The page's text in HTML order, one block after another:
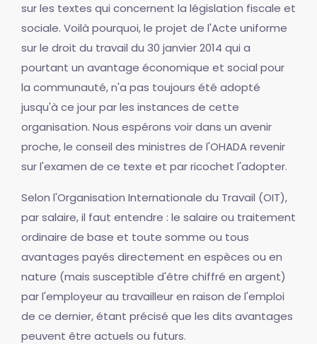
sur les textes qui concernent la législation fiscale et
sociale. Voilà pourquoi, le projet de l'Acte uniforme
sur le droit du travail du 30 janvier 2014 qui a
pourtant un avantage économique et social pour
la communauté, n'a pas toujours été adopté
jusqu'à ce jour par les instances de cette
organisation. Nous espérons voir dans un avenir
proche, le conseil des ministres de l'OHADA revenir
sur l'examen de ce texte et par ricochet l'adopter.
Selon l'Organisation Internationale du Travail (OIT),
par salaire, il faut entendre : le salaire ou traitement
ordinaire de base et toute somme ou tous
avantages payés directement en espèces ou en
nature (mais susceptible d'être chiffré en argent)
par l'employeur au travailleur en raison de l'emploi
de ce dernier, étant précisé que les dits avantages
peuvent être actuels ou futurs.